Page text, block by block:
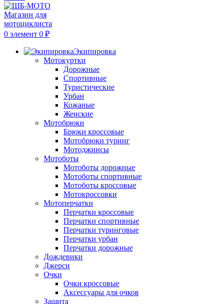
0 элемент 0 ₽
Экипировка
Мотокуртки
Дорожные
Спортивные
Туристические
Урбан
Кожаные
Женские
Мотобрюки
Брюки кроссовые
Мотобрюки туринг
Мотоджинсы
Мотоботы
Мотоботы дорожные
Мотоботы спортивные
Мотоботы кроссовые
Мотокроссовки
Мотоперчатки
Перчатки кроссовые
Перчатки спортивные
Перчатки туринговые
Перчатки урбан
Перчатки дорожные
Дождевики
Джерси
Очки
Очки кроссовые
Аксессуары для очков
Защита